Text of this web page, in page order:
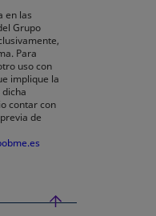
en las
Grupo
Para
uso con
implique la
contar con
de